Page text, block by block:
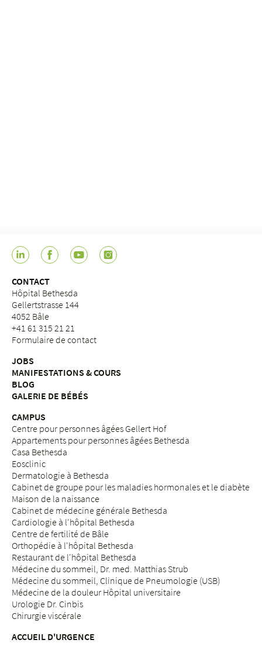
CONTACT
Hôpital Bethesda
Gellertstrasse 144
4052 Bâle
+41 61 315 21 21
Formulaire de contact
JOBS
MANIFESTATIONS & COURS
BLOG
GALERIE DE BÉBÉS
CAMPUS
Centre pour personnes âgées Gellert Hof
Appartements pour personnes âgées Bethesda
Casa Bethesda
Eosclinic
Dermatologie à Bethesda
Cabinet de groupe pour les maladies hormonales et le diabète
Maison de la naissance
Cabinet de médecine générale Bethesda
Cardiologie à l'hôpital Bethesda
Centre de fertilité de Bâle
Orthopédie à l'hôpital Bethesda
Restaurant de l'hôpital Bethesda
Médecine du sommeil, Dr. med. Matthias Strub
Médecine du sommeil, Clinique de Pneumologie (USB)
Médecine de la douleur Hôpital universitaire
Urologie Dr. Cinbis
Chirurgie viscérale
ACCUEIL D'URGENCE